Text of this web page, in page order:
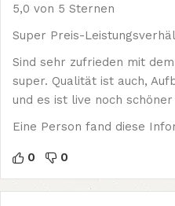
5,0 von 5 Sternen
Super Preis-
Sind sehr zufrieden mit
super. Qualität ist auch,
und es ist live noch
Eine Person fand diese
0 0